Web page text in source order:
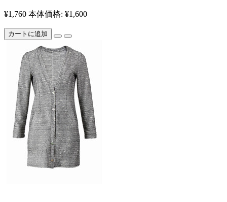
¥1,760 本体価格: ¥1,600
カートに追加